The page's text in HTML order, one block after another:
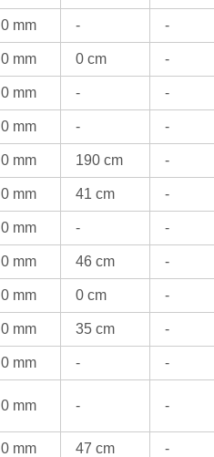
0 mm - -
0 mm 0 cm -
0 mm - -
0 mm - -
0 mm 190 cm -
0 mm 41 cm -
0 mm - -
0 mm 46 cm -
0 mm 0 cm -
0 mm 35 cm -
0 mm - -
0 mm - -
0 mm 47 cm -